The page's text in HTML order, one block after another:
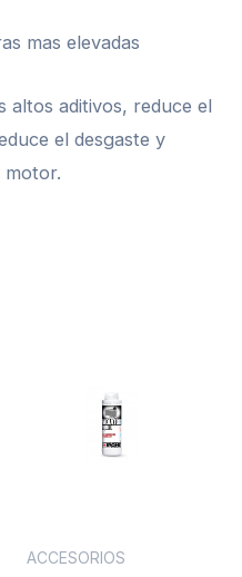
mas elevadas
altos aditivos, reduce el
el desgaste y
motor.
ACCESORIOS